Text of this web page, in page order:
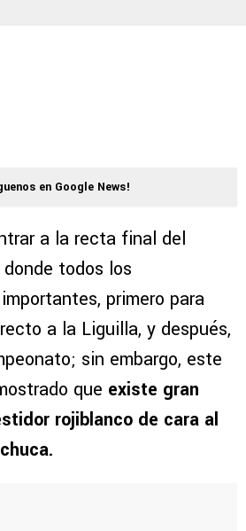
en Google News!
a la recta final del
todos los
primero para
a la Liguilla, y después,
sin embargo, este
que existe gran
rojiblanco de cara al